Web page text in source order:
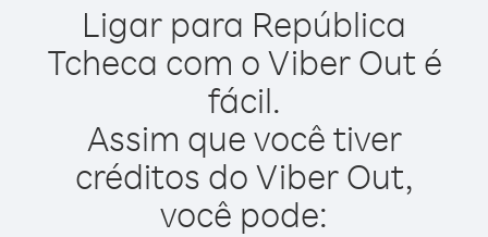
Ligar para República
Tcheca com o Viber Out é
fácil.
Assim que você tiver
créditos do Viber Out,
você pode: